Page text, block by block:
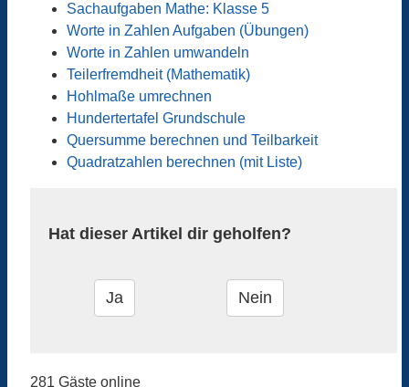
Sachaufgaben Mathe: Klasse 5
Worte in Zahlen Aufgaben (Übungen)
Worte in Zahlen umwandeln
Teilerfremdheit (Mathematik)
Hohlmaße umrechnen
Hundertertafel Grundschule
Quersumme berechnen und Teilbarkeit
Quadratzahlen berechnen (mit Liste)
Hat dieser Artikel dir geholfen?
281 Gäste online